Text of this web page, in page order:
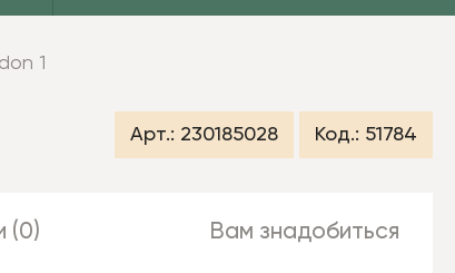
1
Арт.: 230185028 Код.: 51784
(0) Вам знадобиться